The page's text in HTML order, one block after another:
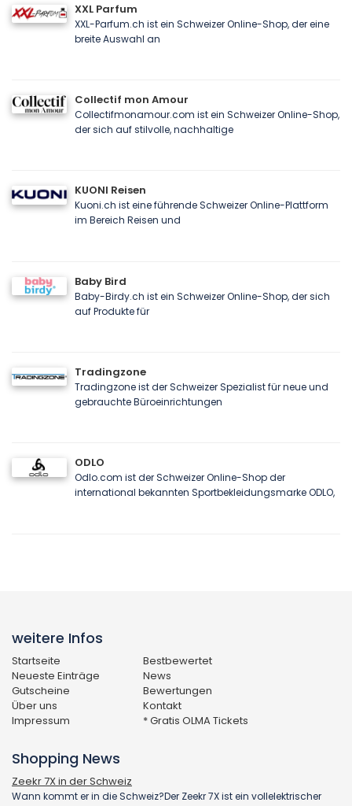
XXL Parfum
XXL-Parfum.ch ist ein Schweizer Online-Shop, der eine
breite Auswahl an
Collectif mon Amour
Collectifmonamour.com ist ein Schweizer Online-Shop,
der sich auf stilvolle, nachhaltige
KUONI Reisen
Kuoni.ch ist eine führende Schweizer Online-Plattform
im Bereich Reisen und
Baby Bird
Baby-Birdy.ch ist ein Schweizer Online-Shop, der sich
auf Produkte für
Tradingzone
Tradingzone ist der Schweizer Spezialist für neue und
gebrauchte Büroeinrichtungen
ODLO
Odlo.com ist der Schweizer Online-Shop der
international bekannten Sportbekleidungsmarke ODLO,
weitere Infos
Startseite
Bestbewertet
Neueste Einträge
News
Gutscheine
Bewertungen
Über uns
Kontakt
Impressum
* Gratis OLMA Tickets
Shopping News
Zeekr 7X in der Schweiz
Wann kommt er in die Schweiz?Der Zeekr 7X ist ein vollelektrischer